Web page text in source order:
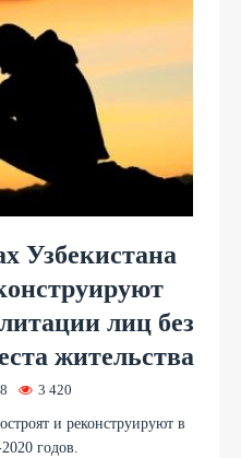
Узбекистана
лиц без
жительства
3 420
и реконструируют в
годов.